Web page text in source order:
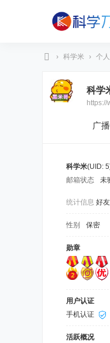
学
› 科学米 › 个
科学
https://
广播
科学米(UID:
邮箱状态
未
统计信息 好
性别 保密
勋章
用户认证
手机认证
活跃概况